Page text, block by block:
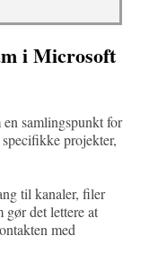
i Microsoft
samlingspunkt for
projekter,
til kanaler, filer
gør det lettere at
med